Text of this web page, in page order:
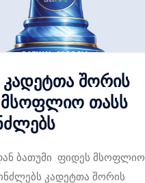
კადეტთა შორის
თასს
ბათუმი ფიდეს მსოფლიო
კადეტთა შორის